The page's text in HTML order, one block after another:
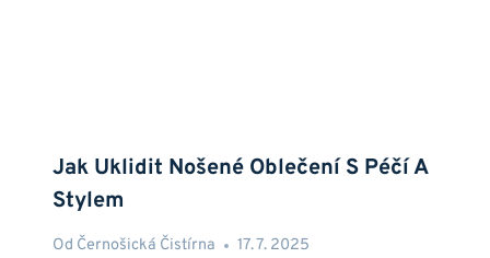
Jak Uklidit Nošené Oblečení S Péčí A
Stylem
Od Černošická Čistírna 17. 7. 2025